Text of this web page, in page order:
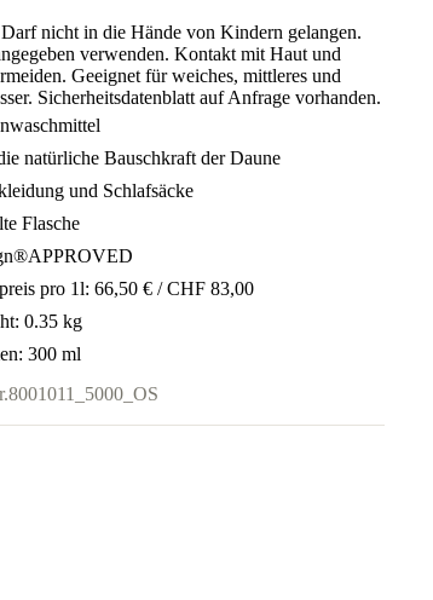
nicht in die Hände von Kindern gelangen.
verwenden. Kontakt mit Haut und
Geeignet für weiches, mittleres und
Sicherheitsdatenblatt auf Anfrage vorhanden.
natürliche Bauschkraft der Daune
und Schlafsäcke
Flasche
pro 1l: 66,50 € / CHF 83,00
0.35 kg
300 ml
8001011_5000_OS